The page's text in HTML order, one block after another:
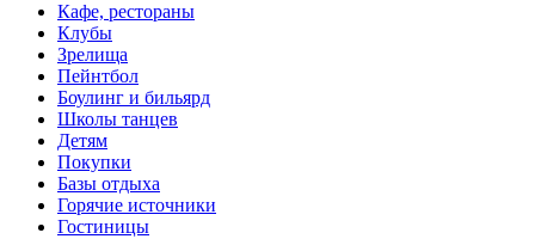
Кафе, рестораны
Клубы
Зрелища
Пейнтбол
Боулинг и бильярд
Школы танцев
Детям
Покупки
Базы отдыха
Горячие источники
Гостиницы